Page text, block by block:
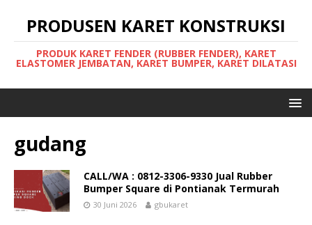
PRODUSEN KARET KONSTRUKSI
PRODUK KARET FENDER (RUBBER FENDER), KARET
ELASTOMER JEMBATAN, KARET BUMPER, KARET DILATASI
gudang
CALL/WA : 0812-3306-9330 Jual Rubber
Bumper Square di Pontianak Termurah
30 Juni 2026 gbukaret